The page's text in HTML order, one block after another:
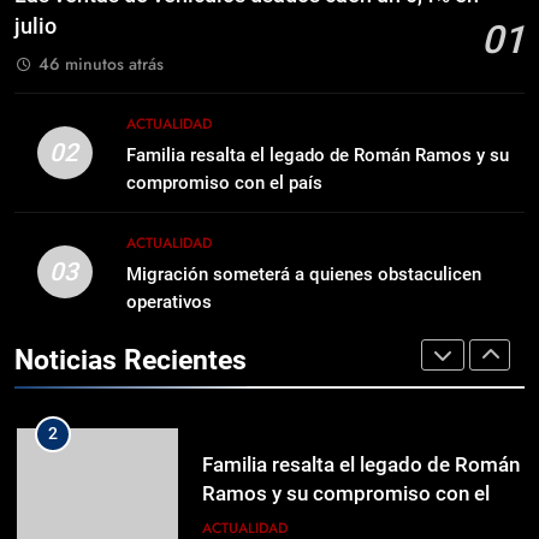
Familia resalta el legado de Román
Ramos y su compromiso con el
ACTUALIDAD
3
Migración someterá a quienes
ACTUALIDAD
4
CORAAVEGA anuncia intervención
en la avenida Pedro A. Rivera por
trabajos de mejora en su sistema
ACTUALIDAD
julio
01
46 minutos atrás
02
ACTUALIDAD
Familia resalta el legado de Román Ramos y su
compromiso con el país
03
ACTUALIDAD
Migración someterá a quienes obstaculicen
operativos
Noticias Recientes
8
1
Las ventas de vehículos usados
Familia resalta el legado de Román
Ramos y su compromiso con el